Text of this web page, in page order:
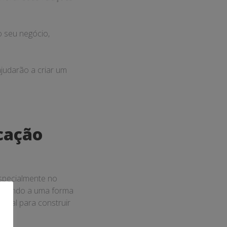
seu negócio,
a criar um
no
a uma forma
para construir